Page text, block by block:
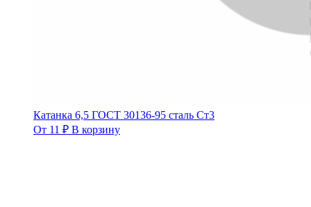
Катанка 6,5 ГОСТ 30136-95 сталь Ст3
От 11 ₽ В корзину